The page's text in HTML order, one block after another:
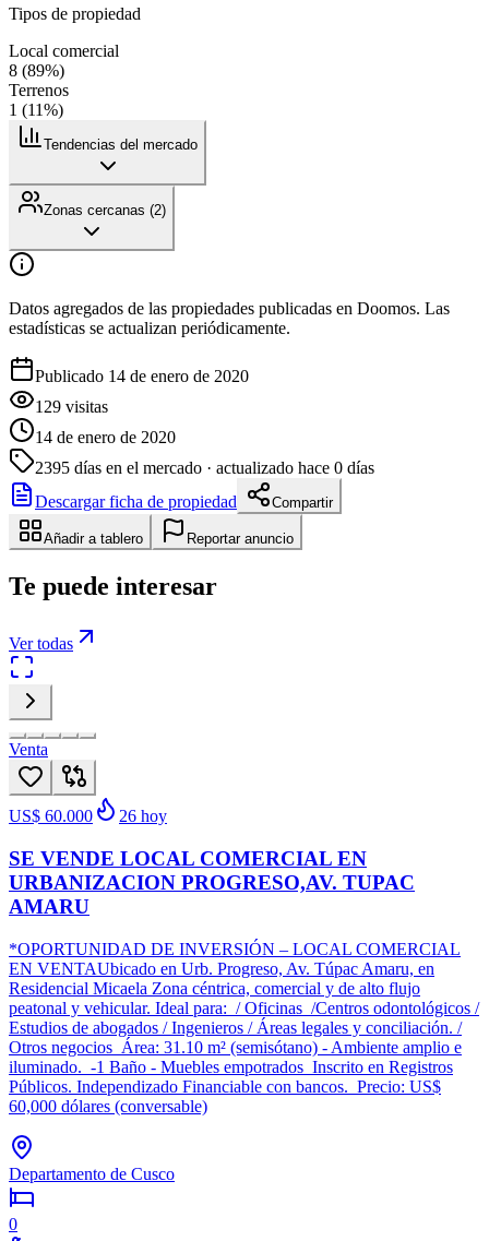
Tipos de propiedad
Local comercial
8 (89%)
Terrenos
1 (11%)
Tendencias del mercado
Zonas cercanas (2)
Datos agregados de las propiedades publicadas en Doomos. Las
estadísticas se actualizan periódicamente.
Publicado 14 de enero de 2020
129 visitas
14 de enero de 2020
2395 días en el mercado · actualizado hace 0 días
Descargar ficha de propiedad
Compartir
Añadir a tablero Reportar anuncio
Te puede interesar
Ver todas
Venta
US$ 60.000 26 hoy
SE VENDE LOCAL COMERCIAL EN
URBANIZACION PROGRESO,AV. TUPAC
AMARU
*OPORTUNIDAD DE INVERSIÓN – LOCAL COMERCIAL
EN VENTAUbicado en Urb. Progreso, Av. Túpac Amaru, en
Residencial Micaela Zona céntrica, comercial y de alto flujo
peatonal y vehicular. Ideal para: / Oficinas /Centros odontológicos /
Estudios de abogados / Ingenieros / Áreas legales y conciliación. /
Otros negocios Área: 31.10 m² (semisótano) - Ambiente amplio e
iluminado. -1 Baño - Muebles empotrados Inscrito en Registros
Públicos. Independizado Financiable con bancos. Precio: US$
60,000 dólares (conversable)
Departamento de Cusco
0